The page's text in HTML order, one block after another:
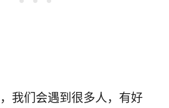
我们会遇到很多人，有好